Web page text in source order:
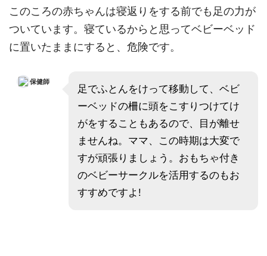
このころの赤ちゃんは寝返りをする前でも足の力が
ついています。寝ているからと思ってベビーベッド
に置いたままにすると、危険です。
保健師
足でふとんをけって移動して、ベビ
ーベッドの柵に頭をこすりつけてけ
がをすることもあるので、目が離せ
ませんね。ママ、この時期は大変で
すが頑張りましょう。おもちゃ付き
のベビーサークルを活用するのもお
すすめですよ!